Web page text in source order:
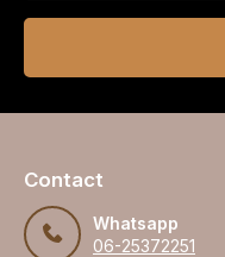
Contact
Whatsapp
06-25372251